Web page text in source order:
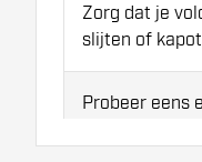
Zorg dat je
slijten of
Probeer eens